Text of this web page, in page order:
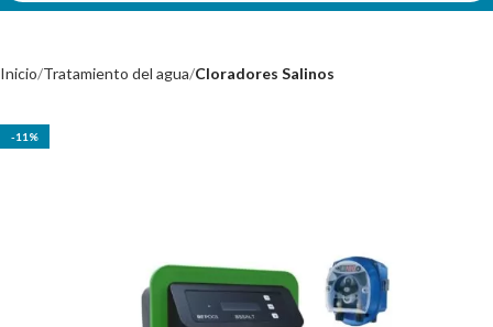
Inicio Tratamiento del agua Cloradores Salinos
-11%